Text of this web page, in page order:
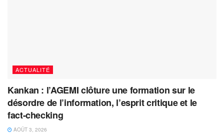
ACTUALITÉ
Kankan : l’AGEMI clôture une formation sur le
désordre de l’information, l’esprit critique et le
fact-checking
AOÛT 3, 2026